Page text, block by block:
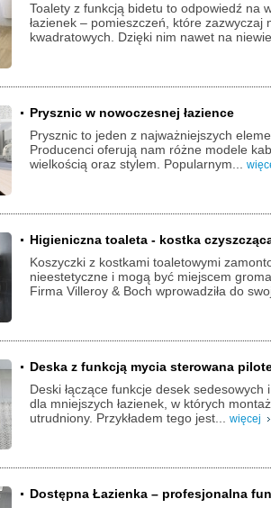
Toalety z funkcją bidetu to odpowiedź na
łazienek – pomieszczeń, które zazwyczaj
kwadratowych. Dzięki nim nawet na
Prysznic w nowoczesnej łazience
Prysznic to jeden z najważniejszych
Producenci oferują nam różne modele
wielkością oraz stylem. Popularnym...
Higieniczna toaleta - kostka
Koszyczki z kostkami toaletowymi
nieestetyczne i mogą być miejscem
Firma Villeroy & Boch wprowadziła do
Deska z funkcją mycia sterowana
Deski łączące funkcje desek
dla mniejszych łazienek, w których
utrudniony. Przykładem tego jest... więcej
Dostępna Łazienka – profesjonalna